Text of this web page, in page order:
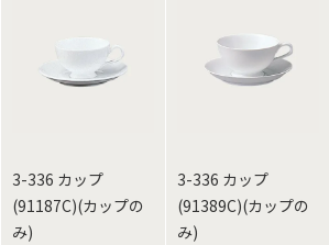
3-336 カップ
(91187C)(カップの
み)
3-336 カップ
(91389C)(カップの
み)